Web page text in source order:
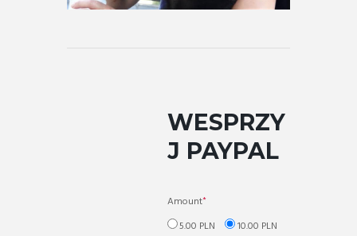
WESPRZY
J PAYPAL
Amount
5.00 PLN
10.00 PLN